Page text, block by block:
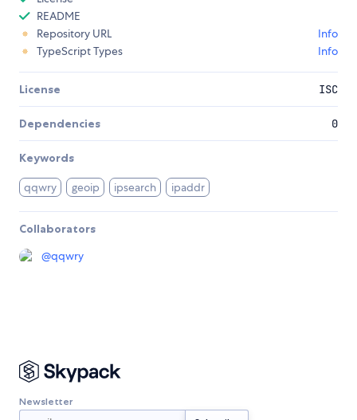
README
Repository URL
Info
TypeScript Types
Info
License ISC
Dependencies 0
Keywords
qqwry geoip ipsearch ipaddr
Collaborators
@qqwry
Newsletter